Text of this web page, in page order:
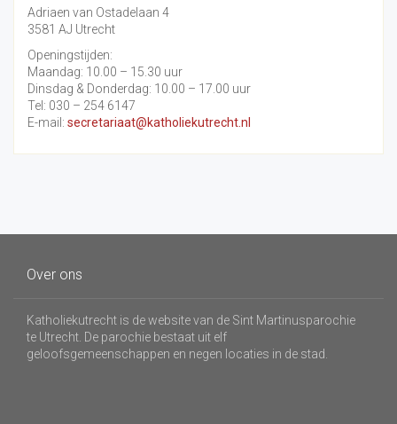
Adriaen van Ostadelaan 4
3581 AJ Utrecht
Openingstijden:
Maandag: 10.00 – 15.30 uur
Dinsdag & Donderdag: 10.00 – 17.00 uur
Tel: 030 – 254 6147
E-mail: secretariaat@katholiekutrecht.nl
Over ons
Katholiekutrecht is de website van de Sint Martinusparochie
te Utrecht. De parochie bestaat uit elf
geloofsgemeenschappen en negen locaties in de stad.